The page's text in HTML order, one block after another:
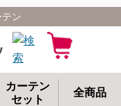
ン
カーテン
セット
全商品